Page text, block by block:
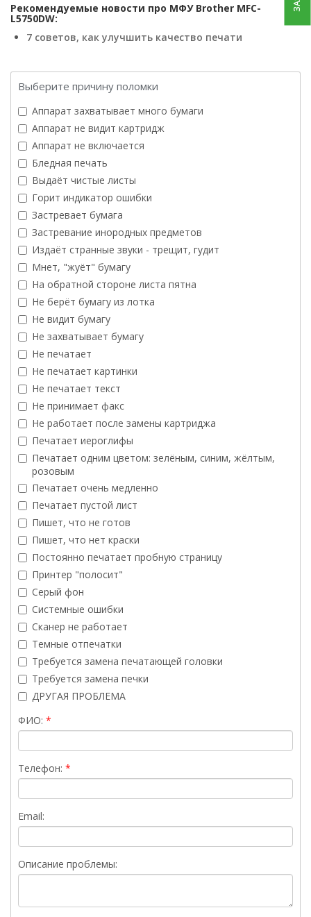
Рекомендуемые новости про МФУ Brother MFC-
L5750DW:
7 советов, как улучшить качество печати
Выберите причину поломки
Аппарат захватывает много бумаги
Аппарат не видит картридж
Аппарат не включается
Бледная печать
Выдаёт чистые листы
Горит индикатор ошибки
Застревает бумага
Застревание инородных предметов
Издаёт странные звуки - трещит, гудит
Мнет, "жуёт" бумагу
На обратной стороне листа пятна
Не берёт бумагу из лотка
Не видит бумагу
Не захватывает бумагу
Не печатает
Не печатает картинки
Не печатает текст
Не принимает факс
Не работает после замены картриджа
Печатает иероглифы
Печатает одним цветом: зелёным, синим, жёлтым,
розовым
Печатает очень медленно
Печатает пустой лист
Пишет, что не готов
Пишет, что нет краски
Постоянно печатает пробную страницу
Принтер "полосит"
Серый фон
Системные ошибки
Сканер не работает
Темные отпечатки
Требуется замена печатающей головки
Требуется замена печки
ДРУГАЯ ПРОБЛЕМА
ФИО:
Телефон:
Email:
Описание проблемы: